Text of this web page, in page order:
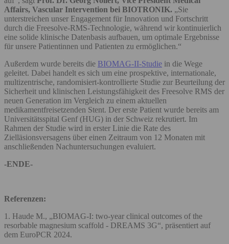
Affairs, Vascular Intervention bei BIOTRONIK. „Sie
unterstreichen unser Engagement für Innovation und Fortschritt
durch die Freesolve-RMS-Technologie, während wir kontinuierlich
eine solide klinische Datenbasis aufbauen, um optimale Ergebnisse
für unsere Patientinnen und Patienten zu ermöglichen.“
Außerdem wurde bereits die BIOMAG-II-Studie in die Wege
geleitet. Dabei handelt es sich um eine prospektive, internationale,
multizentrische, randomisiert-kontrollierte Studie zur Beurteilung der
Sicherheit und klinischen Leistungsfähigkeit des Freesolve RMS der
neuen Generation im Vergleich zu einem aktuellen
medikamentfreisetzenden Stent. Der erste Patient wurde bereits am
Universitätsspital Genf (HUG) in der Schweiz rekrutiert. Im
Rahmen der Studie wird in erster Linie die Rate des
Zielläsionsversagens über einen Zeitraum von 12 Monaten mit
anschließenden Nachuntersuchungen evaluiert.
-ENDE-
Referenzen:
1. Haude M., „BIOMAG-I: two-year clinical outcomes of the
resorbable magnesium scaffold - DREAMS 3G“, präsentiert auf
dem EuroPCR 2024.